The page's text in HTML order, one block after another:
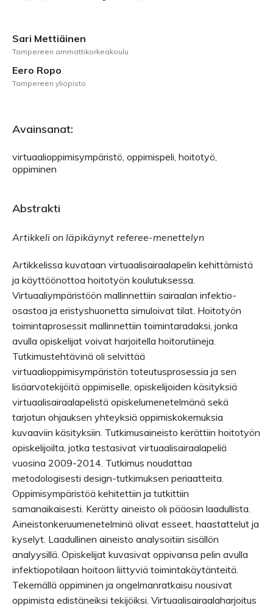
Sari Mettiäinen
Tampereen ammattikorkeakoulu
Eero Ropo
Tampereen yliopisto
Avainsanat:
virtuaalioppimisympäristö, oppimispeli, hoitotyö,
oppiminen
Abstrakti
Artikkeli on läpikäynyt referee-menettelyn
Artikkelissa kuvataan virtuaalisairaalapelin kehittämistä
ja käyttöönottoa hoitotyön koulutuksessa.
Virtuaaliympäristöön mallinnettiin sairaalan infektio-
osastoa ja eristyshuonetta simuloivat tilat. Hoitotyön
toimintaprosessit mallinnettiin toimintaradaksi, jonka
avulla opiskelijat voivat harjoitella hoitorutiineja.
Tutkimustehtävinä oli selvittää
virtuaalioppimisympäristön toteutusprosessia ja sen
lisäarvotekijöitä oppimiselle, opiskelijoiden käsityksiä
virtuaalisairaalapelistä opiskelumenetelmänä sekä
tarjotun ohjauksen yhteyksiä oppimiskokemuksia
kuvaaviin käsityksiin. Tutkimusaineisto kerättiin hoitotyön
opiskelijoilta, jotka testasivat virtuaalisairaalapeliä
vuosina 2009-2014. Tutkimus noudattaa
metodologisesti design-tutkimuksen periaatteita.
Oppimisympäristöä kehitettiin ja tutkittiin
samanaikaisesti. Kerätty aineisto oli pääosin laadullista.
Aineistonkeruumenetelminä olivat esseet, haastattelut ja
kyselyt. Laadullinen aineisto analysoitiin sisällön
analyysillä. Opiskelijat kuvasivat oppivansa pelin avulla
infektiopotilaan hoitoon liittyviä toimintakäytänteitä.
Tekemällä oppiminen ja ongelmanratkaisu nousivat
oppimista edistäneiksi tekijöiksi. Virtuaalisairaalaharjoitus